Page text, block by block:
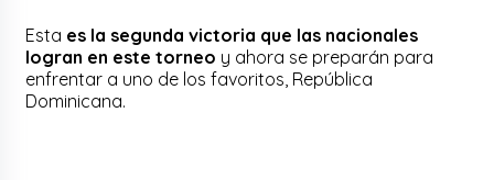
Esta es la segunda victoria que las nacionales
logran en este torneo y ahora se preparán para
enfrentar a uno de los favoritos, República
Dominicana.